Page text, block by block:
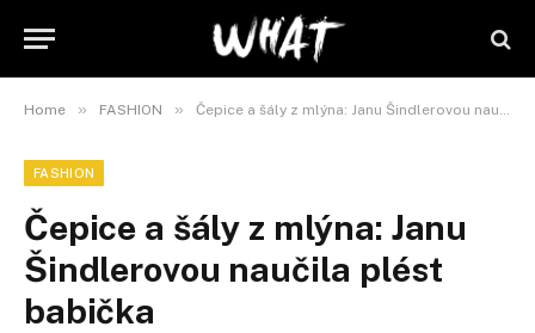
Home » FASHION » Čepice a šály z mlýna: Janu Šindlerovou naučila plést babička
FASHION
Čepice a šály z mlýna: Janu
Šindlerovou naučila plést
babička